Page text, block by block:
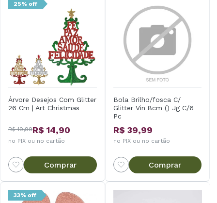
25% off
Árvore Desejos Com Glitter
26 Cm | Art Christmas
R$ 19,99R$ 14,90
no PIX ou no cartão
Comprar
Bola Brilho/fosca C/
Glitter Vin 8cm () Jg C/6
Pc
R$ 39,99
no PIX ou no cartão
Comprar
33% off